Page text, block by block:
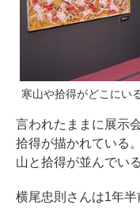
寒山や拾得がどこにい
言われたままに展示
拾得が描かれている
山と拾得が並んでいる
横尾忠則さんは1年